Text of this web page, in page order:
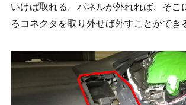
いけば取れる。パネルが外れれば、そこ
るコネクタを取り外せば外すことができ